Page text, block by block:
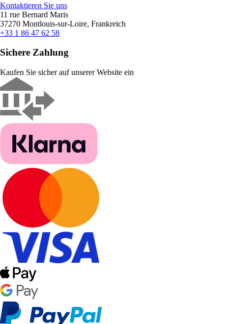
Kontaktieren Sie uns
11 rue Bernard Maris
37270 Montlouis-sur-Loire, Frankreich
+33 1 86 47 62 58
Sichere Zahlung
Kaufen Sie sicher auf unserer Website ein